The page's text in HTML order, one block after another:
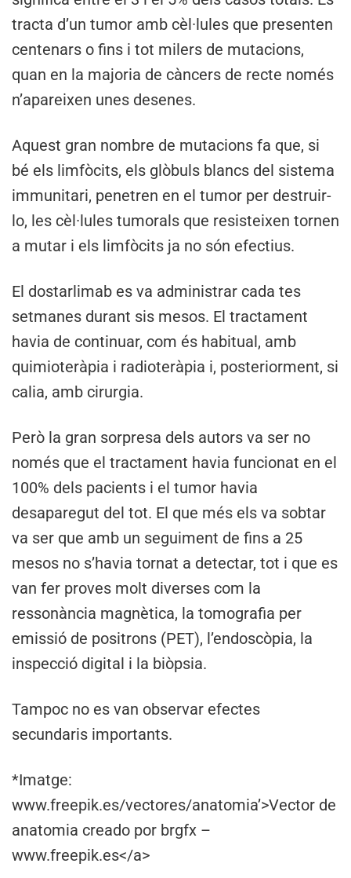
tracta d’un tumor amb cèl·lules que presenten
centenars o fins i tot milers de mutacions,
quan en la majoria de càncers de recte només
n’apareixen unes desenes.
Aquest gran nombre de mutacions fa que, si
bé els limfòcits, els glòbuls blancs del sistema
immunitari, penetren en el tumor per destruir-
lo, les cèl·lules tumorals que resisteixen tornen
a mutar i els limfòcits ja no són efectius.
El dostarlimab es va administrar cada tes
setmanes durant sis mesos. El tractament
havia de continuar, com és habitual, amb
quimioteràpia i radioteràpia i, posteriorment, si
calia, amb cirurgia.
Però la gran sorpresa dels autors va ser no
només que el tractament havia funcionat en el
100% dels pacients i el tumor havia
desaparegut del tot. El que més els va sobtar
va ser que amb un seguiment de fins a 25
mesos no s’havia tornat a detectar, tot i que es
van fer proves molt diverses com la
ressonància magnètica, la tomografia per
emissió de positrons (PET), l’endoscòpia, la
inspecció digital i la biòpsia.
Tampoc no es van observar efectes
secundaris importants.
*Imatge:
www.freepik.es/vectores/anatomia’>Vector de
anatomia creado por brgfx –
www.freepik.es</a>